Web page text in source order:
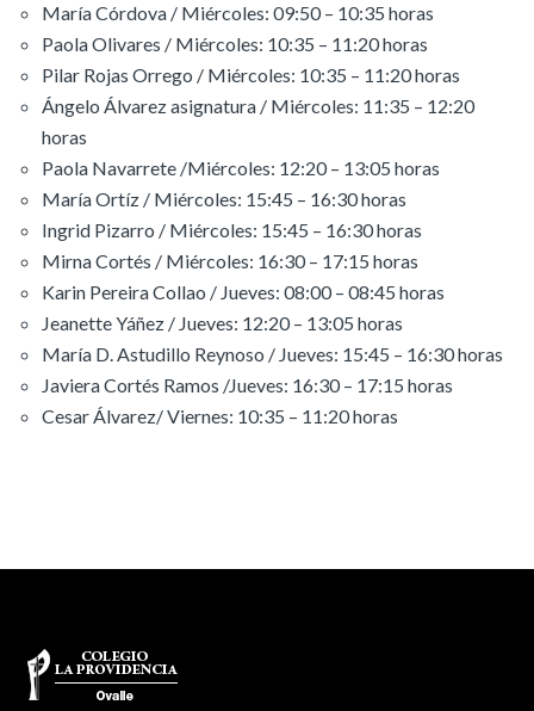
María Córdova / Miércoles: 09:50 – 10:35 horas
Paola Olivares / Miércoles: 10:35 – 11:20 horas
Pilar Rojas Orrego / Miércoles: 10:35 – 11:20 horas
Ángelo Álvarez asignatura / Miércoles: 11:35 – 12:20
horas
Paola Navarrete /Miércoles: 12:20 – 13:05 horas
María Ortíz / Miércoles: 15:45 – 16:30 horas
Ingrid Pizarro / Miércoles: 15:45 – 16:30 horas
Mirna Cortés / Miércoles: 16:30 – 17:15 horas
Karin Pereira Collao / Jueves: 08:00 – 08:45 horas
Jeanette Yáñez / Jueves: 12:20 – 13:05 horas
María D. Astudillo Reynoso / Jueves: 15:45 – 16:30 horas
Javiera Cortés Ramos /Jueves: 16:30 – 17:15 horas
Cesar Álvarez/ Viernes: 10:35 – 11:20 horas